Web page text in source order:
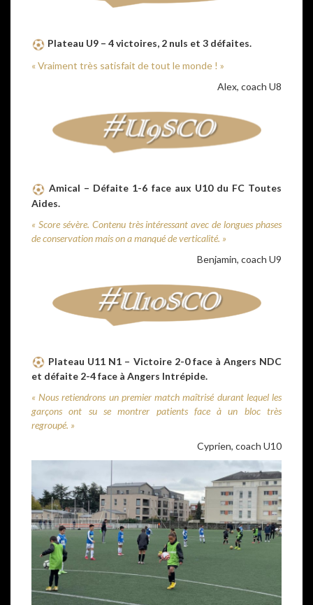
Plateau U9 – 4 victoires, 2 nuls et 3 défaites.
« Vraiment très satisfait de tout le monde ! »
Alex, coach U8
Amical – Défaite 1-6 face aux U10 du FC Toutes
Aides.
« Score sévère. Contenu très intéressant avec de longues phases
de conservation mais on a manqué de verticalité. »
Benjamin, coach U9
Plateau U11 N1 – Victoire 2-0 face à Angers NDC
et défaite 2-4 face à Angers Intrépide.
« Nous retiendrons un premier match maîtrisé durant lequel les
garçons ont su se montrer patients face à un bloc très
regroupé. »
Cyprien, coach U10